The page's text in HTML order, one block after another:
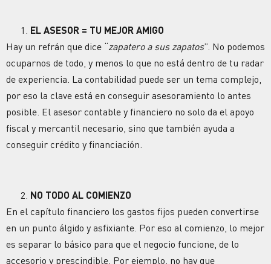
EL ASESOR = TU MEJOR AMIGO
Hay un refrán que dice “zapatero a sus zapatos”. No podemos
ocuparnos de todo, y menos lo que no está dentro de tu radar
de experiencia. La contabilidad puede ser un tema complejo,
por eso la clave está en conseguir asesoramiento lo antes
posible. El asesor contable y financiero no solo da el apoyo
fiscal y mercantil necesario, sino que también ayuda a
conseguir crédito y financiación.
NO TODO AL COMIENZO
En el capítulo financiero los gastos fijos pueden convertirse
en un punto álgido y asfixiante. Por eso al comienzo, lo mejor
es separar lo básico para que el negocio funcione, de lo
accesorio y prescindible. Por ejemplo, no hay que